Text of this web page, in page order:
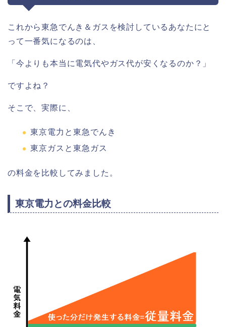
これから東急でんき＆ガスを検討しているあなたにと
って一番気になるのは、
「今よりも本当に電気代やガス代が安くなるのか？」
ですよね？
そこで、実際に、
東京電力と東急でんき
東京ガスと東急ガス
の料金を比較してみました。
東京電力との料金比較